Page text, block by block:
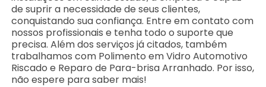
de suprir a necessidade de seus clientes,
conquistando sua confiança. Entre em contato com
nossos profissionais e tenha todo o suporte que
precisa. Além dos serviços já citados, também
trabalhamos com Polimento em Vidro Automotivo
Riscado e Reparo de Para-brisa Arranhado. Por isso,
não espere para saber mais!